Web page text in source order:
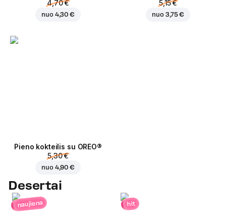
4,70 €
nuo 4,30 €
5,15 €
nuo 3,75 €
Pieno kokteilis su OREO®
5,30 €
nuo 4,90 €
Desertai
naujiena hit